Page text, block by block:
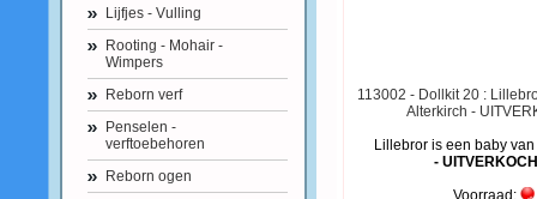
Lijfjes - Vulling
Rooting - Mohair -
Wimpers
Reborn verf
Penselen -
verftoebehoren
Reborn ogen
113002 - Dollkit 20 :
Alterkirch -
Lillebror is een baby
-
Voorraad: